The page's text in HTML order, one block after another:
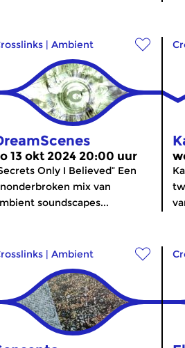
| Ambient
13 okt 2024 20:00 uur
Only I Believed” Een
mix van
soundscapes...
| Ambient